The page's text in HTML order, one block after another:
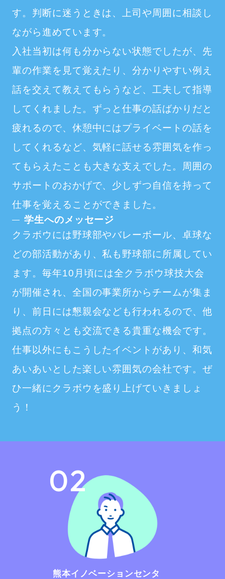
す。判断に迷うときは、上司や周囲に相談し
ながら進めています。
入社当初は何も分からない状態でしたが、先
輩の作業を見て覚えたり、分かりやすい例え
話を交えて教えてもらうなど、工夫して指導
してくれました。ずっと仕事の話ばかりだと
疲れるので、休憩中にはプライベートの話を
してくれるなど、気軽に話せる雰囲気を作っ
てもらえたことも大きな支えでした。周囲の
サポートのおかげで、少しずつ自信を持って
仕事を覚えることができました。
学生へのメッセージ
クラボウには野球部やバレーボール、卓球な
どの部活動があり、私も野球部に所属してい
ます。毎年10月頃には全クラボウ球技大会
が開催され、全国の事業所からチームが集ま
り、前日には懇親会なども行われるので、他
拠点の方々とも交流できる貴重な機会です。
仕事以外にもこうしたイベントがあり、和気
あいあいとした楽しい雰囲気の会社です。ぜ
ひ一緒にクラボウを盛り上げていきましょ
う！
02
熊本イノベーションセンタ